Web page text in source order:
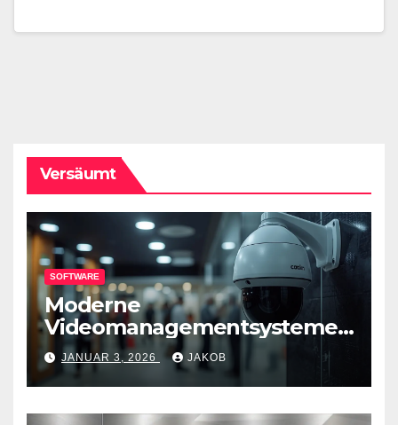
Versäumt
SOFTWARE
Moderne
Videomanagementsysteme
(VMS) – mehr als nur
Überwachungswerkzeuge
JANUAR 3, 2026 JAKOB